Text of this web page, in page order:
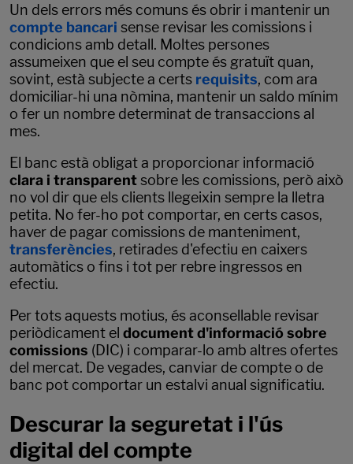
Un dels errors més comuns és obrir i mantenir un
compte bancari sense revisar les comissions i
condicions amb detall. Moltes persones
assumeixen que el seu compte és gratuït quan,
sovint, està subjecte a certs requisits, com ara
domiciliar-hi una nòmina, mantenir un saldo mínim
o fer un nombre determinat de transaccions al
mes.
El banc està obligat a proporcionar informació
clara i transparentsobre les comissions, però això
no vol dir que els clients llegeixin sempre la lletra
petita. No fer-ho pot comportar, en certs casos,
haver de pagar comissions de manteniment,
transferències, retirades d'efectiu en caixers
automàtics o fins i tot per rebre ingressos en
efectiu.
Per tots aquests motius, és aconsellable revisar
periòdicament el document d'informació sobre
comissions (DIC) i comparar-lo amb altres ofertes
del mercat. De vegades, canviar de compte o de
banc pot comportar un estalvi anual significatiu.
Descurar la seguretat i l'ús
digital del compte